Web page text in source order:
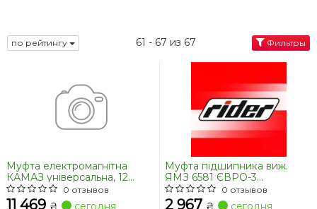
по рейтингу 61 - 67 из 67 Фильтры
Муфта електромагнітна
КАМАЗ універсальна, 12
отворів <ДК>0 отзывов
11 469 ₴ сегодня
Муфта підшипника виж.
ЯМЗ 6581 ЄВРО-3
Professional (RIDER)
0 отзывов
2 967 ₴ сегодня